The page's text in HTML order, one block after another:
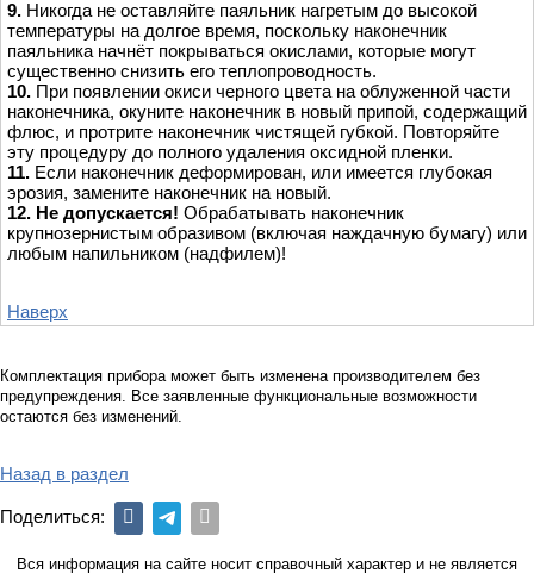
9. Никогда не оставляйте паяльник нагретым до высокой
температуры на долгое время, поскольку наконечник
паяльника начнёт покрываться окислами, которые могут
существенно снизить его теплопроводность.
10. При появлении окиси черного цвета на облуженной части
наконечника, окуните наконечник в новый припой, содержащий
флюс, и протрите наконечник чистящей губкой. Повторяйте
эту процедуру до полного удаления оксидной пленки.
11. Если наконечник деформирован, или имеется глубокая
эрозия, замените наконечник на новый.
12. Не допускается! Обрабатывать наконечник
крупнозернистым образивом (включая наждачную бумагу) или
любым напильником (надфилем)!
Наверх
Комплектация прибора может быть изменена производителем без
предупреждения. Все заявленные функциональные возможности
остаются без изменений.
Назад в раздел
Поделиться:
Вся информация на сайте носит справочный характер и не является